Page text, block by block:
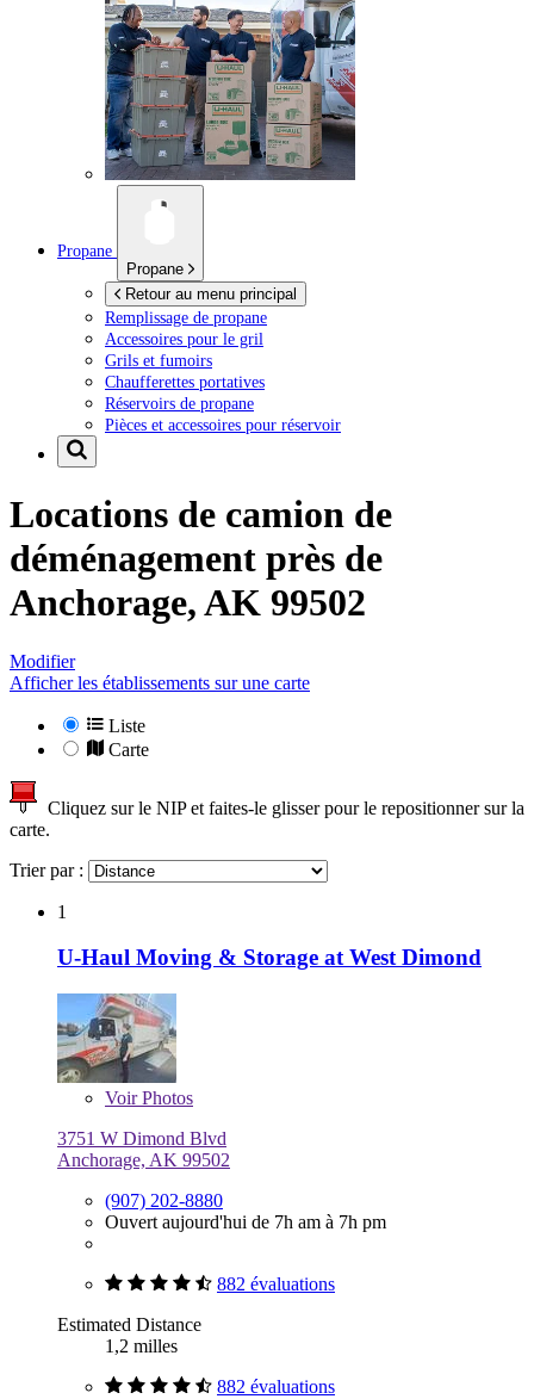
Propane
Propane
Retour au menu principal
Remplissage de propane
Accessoires pour le gril
Grils et fumoirs
Chaufferettes portatives
Réservoirs de propane
Pièces et accessoires pour réservoir
Locations de camion de
déménagement près de
Anchorage, AK 99502
Modifier
Afficher les établissements sur une carte
Liste
Carte
Cliquez sur le NIP et faites-le glisser pour le repositionner sur la
carte.
Trier par :
1
U-Haul Moving & Storage at West Dimond
VoirPhotos
3751 W Dimond Blvd
Anchorage, AK 99502
(907) 202-8880
Ouvert aujourd'hui de 7h am à 7h pm
882 évaluations
Estimated Distance
1,2 milles
882 évaluations